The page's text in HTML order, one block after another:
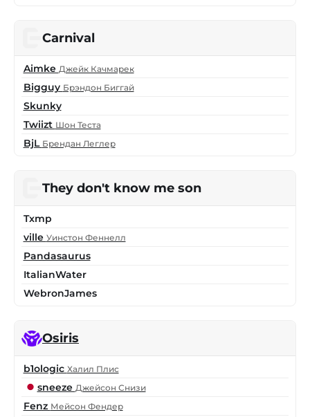
Carnival
Aimke Джейк Качмарек
Bigguy Брэндон Биггай
Skunky
Twiizt Шон Теста
BjL Брендан Леглер
They don't know me son
Txmp
ville Уинстон Феннелл
Pandasaurus
ItalianWater
WebronJames
Osiris
b1ologic Халил Плис
sneeze Джейсон Снизи
Fenz Мейсон Фендер